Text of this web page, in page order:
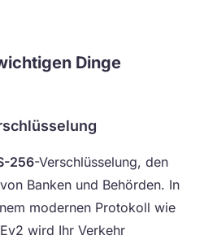
Dinge
256-Verschlüsselung, den
Banken und Behörden. In
modernen Protokoll wie
wird Ihr Verkehr